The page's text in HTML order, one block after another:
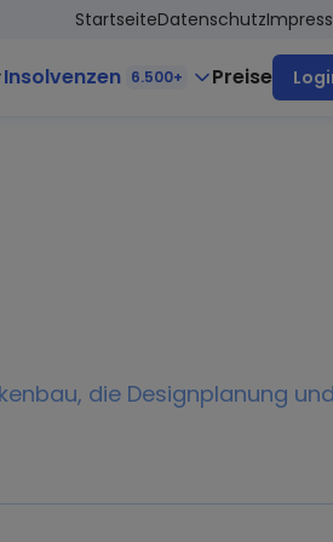
StartseiteDatenschutz
Insolvenzen 6.500+ Preise
die Designplanung und